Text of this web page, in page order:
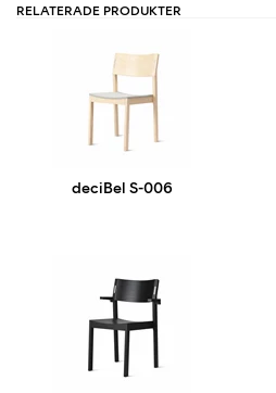
RELATERADE PRODUKTER
deciBel S-006